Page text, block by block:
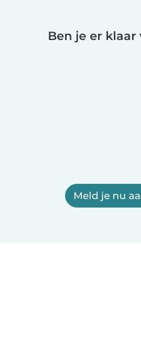
Ben je er klaar
Meld je nu